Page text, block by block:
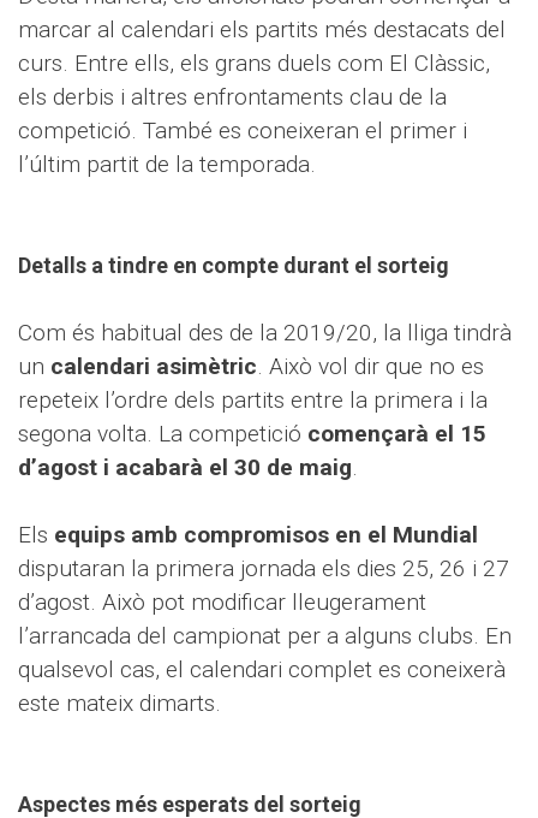
marcar al calendari els partits més destacats del
curs. Entre ells, els grans duels com El Clàssic,
els derbis i altres enfrontaments clau de la
competició. També es coneixeran el primer i
l’últim partit de la temporada.
Detalls a tindre en compte durant el sorteig
Com és habitual des de la 2019/20, la lliga tindrà
un calendari asimètric. Això vol dir que no es
repeteix l’ordre dels partits entre la primera i la
segona volta. La competició començarà el 15
d’agost i acabarà el 30 de maig.
Els equips amb compromisos en el Mundial
disputaran la primera jornada els dies 25, 26 i 27
d’agost. Això pot modificar lleugerament
l’arrancada del campionat per a alguns clubs. En
qualsevol cas, el calendari complet es coneixerà
este mateix dimarts.
Aspectes més esperats del sorteig